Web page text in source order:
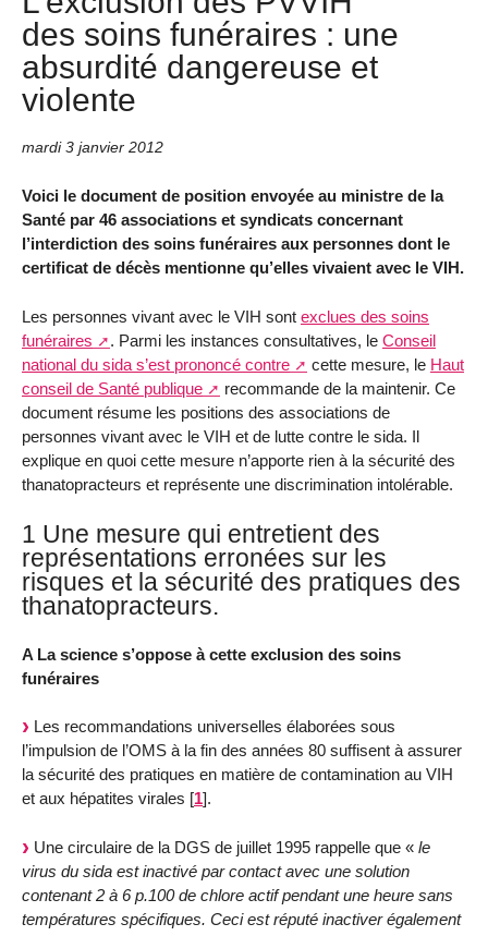
des soins funéraires : une
absurdité dangereuse et
violente
mardi 3 janvier 2012
Voici le document de position envoyée au ministre de la
Santé par 46 associations et syndicats concernant
l’interdiction des soins funéraires aux personnes dont le
certificat de décès mentionne qu’elles vivaient avec le VIH.
Les personnes vivant avec le VIH sont exclues des soins
funéraires
. Parmi les instances consultatives, le Conseil
national du sida s’est prononcé contre
cette mesure, le Haut
conseil de Santé publique
recommande de la maintenir. Ce
document résume les positions des associations de
personnes vivant avec le VIH et de lutte contre le sida. Il
explique en quoi cette mesure n’apporte rien à la sécurité des
thanatopracteurs et représente une discrimination intolérable.
1 Une mesure qui entretient des
représentations erronées sur les
risques et la sécurité des pratiques des
thanatopracteurs.
A La science s’oppose à cette exclusion des soins
funéraires
Les recommandations universelles élaborées sous
l’impulsion de l’OMS à la fin des années 80 suffisent à assurer
la sécurité des pratiques en matière de contamination au VIH
et aux hépatites virales [1].
Une circulaire de la DGS de juillet 1995 rappelle que « le
virus du sida est inactivé par contact avec une solution
contenant 2 à 6 p.100 de chlore actif pendant une heure sans
températures spécifiques. Ceci est réputé inactiver également